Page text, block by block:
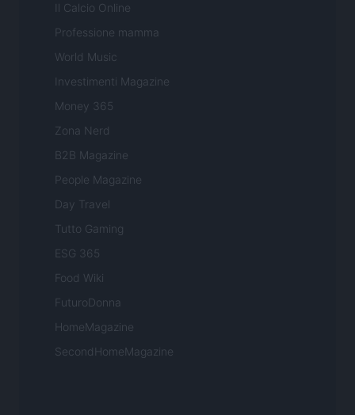
Il Calcio Online
Professione mamma
World Music
Investimenti Magazine
Money 365
Zona Nerd
B2B Magazine
People Magazine
Day Travel
Tutto Gaming
ESG 365
Food Wiki
FuturoDonna
HomeMagazine
SecondHomeMagazine